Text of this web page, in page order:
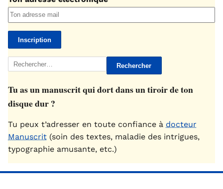
Rechercher :
Tu as un manuscrit qui dort dans un tiroir de ton
disque dur ?
Tu peux t’adresser en toute confiance à docteur
Manuscrit (soin des textes, maladie des intrigues,
typographie amusante, etc.)